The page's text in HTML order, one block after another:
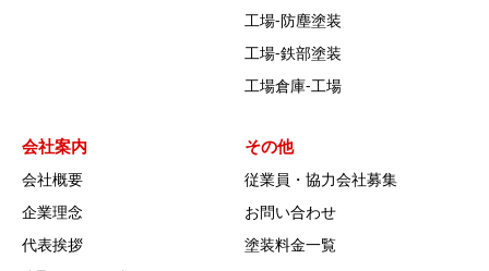
工場‐防塵塗装
工場‐鉄部塗装
工場倉庫-工場
会社案内
会社概要
企業理念
代表挨拶
その他
従業員・協力会社募集
お問い合わせ
塗装料金一覧